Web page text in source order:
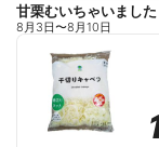
甘栗むいちゃいました
8月3日〜8月10日